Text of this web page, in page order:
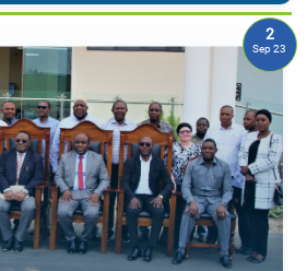
2
Sep 23